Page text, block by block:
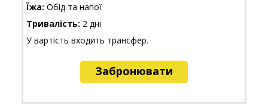
Їжа: Обід та напої
Тривалість: 2 дні
У вартість входить трансфер.
Забронювати